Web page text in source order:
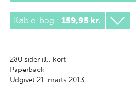
Køb e-bog : 159,95 kr.
280 sider ill., kort
Paperback
Udgivet 21. marts 2013